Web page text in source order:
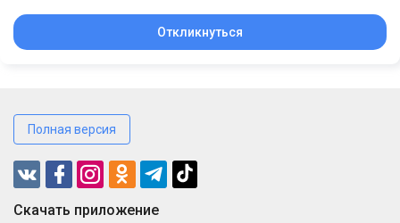
Откликнуться
Полная версия
Cкачать приложение